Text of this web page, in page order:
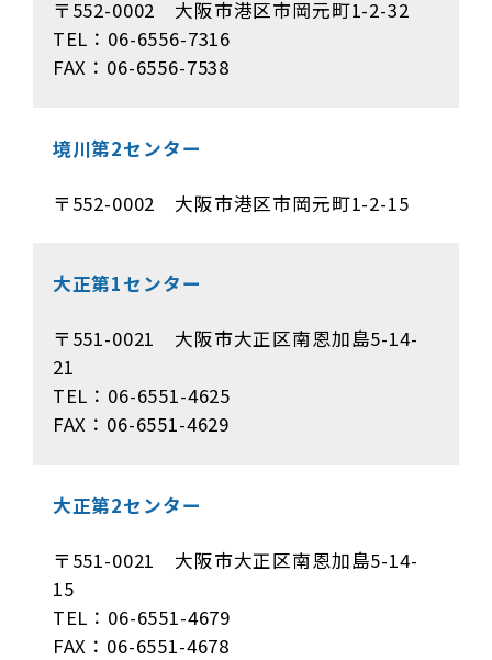
〒552-0002 大阪市港区市岡元町1-2-32
TEL：06-6556-7316
FAX：06-6556-7538
境川第2センター
〒552-0002 大阪市港区市岡元町1-2-15
大正第1センター
〒551-0021 大阪市大正区南恩加島5-14-
21
TEL：06-6551-4625
FAX：06-6551-4629
大正第2センター
〒551-0021 大阪市大正区南恩加島5-14-
15
TEL：06-6551-4679
FAX：06-6551-4678